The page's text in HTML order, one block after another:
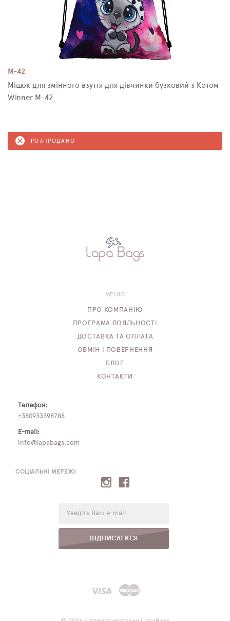
M-42
Мішок для змінного взуття для дівчинки бузковий з Котом
Winner M-42
РОЗПРОДАНО
СОЦІАЛЬНІ МЕРЕЖІ
ПІДПИСАТИСЯ
МЕНЮ
ПРО КОМПАНІЮ
ПРОГРАМА ЛОЯЛЬНОСТІ
ДОСТАВКА ТА ОПЛАТА
ОБМІН І ПОВЕРНЕННЯ
БЛОГ
КОНТАКТИ
Телефон:
+380933398788
E-mail:
info@lapabags.com